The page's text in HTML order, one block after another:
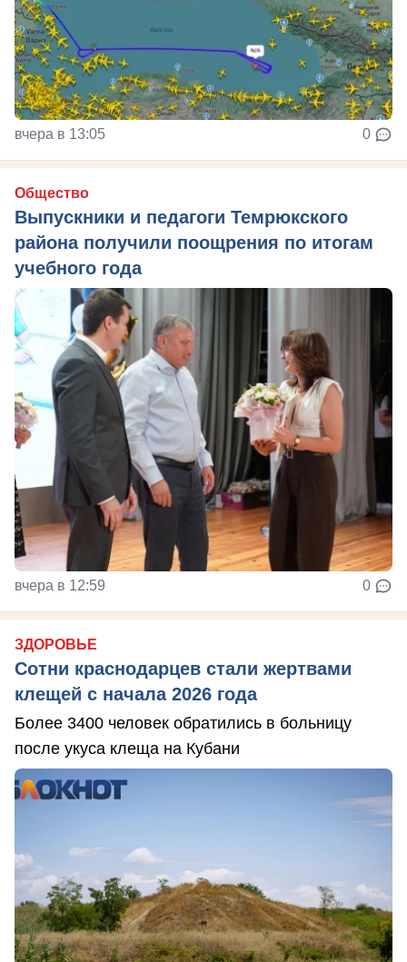
вчера в 13:05 0
Общество
Выпускники и педагоги Темрюкского
района получили поощрения по итогам
учебного года
вчера в 12:59 0
ЗДОРОВЬЕ
Сотни краснодарцев стали жертвами
клещей с начала 2026 года
Более 3400 человек обратились в больницу
после укуса клеща на Кубани